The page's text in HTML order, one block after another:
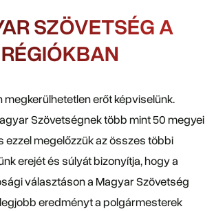
SZÖVETSÉG A
RÉGIÓKBAN
megkerülhetetlen erőt képviselünk.
Szövetségnek több mint 50 megyei
ezzel megelőzzük az összes többi
erejét és súlyát bizonyítja, hogy a
választáson a Magyar Szövetség
eredményt a polgármesterek